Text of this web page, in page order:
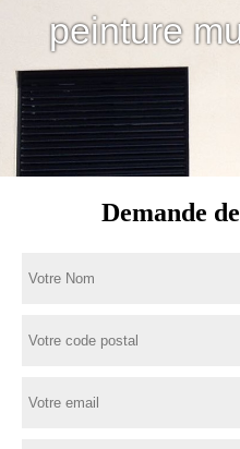
peinture
Demande